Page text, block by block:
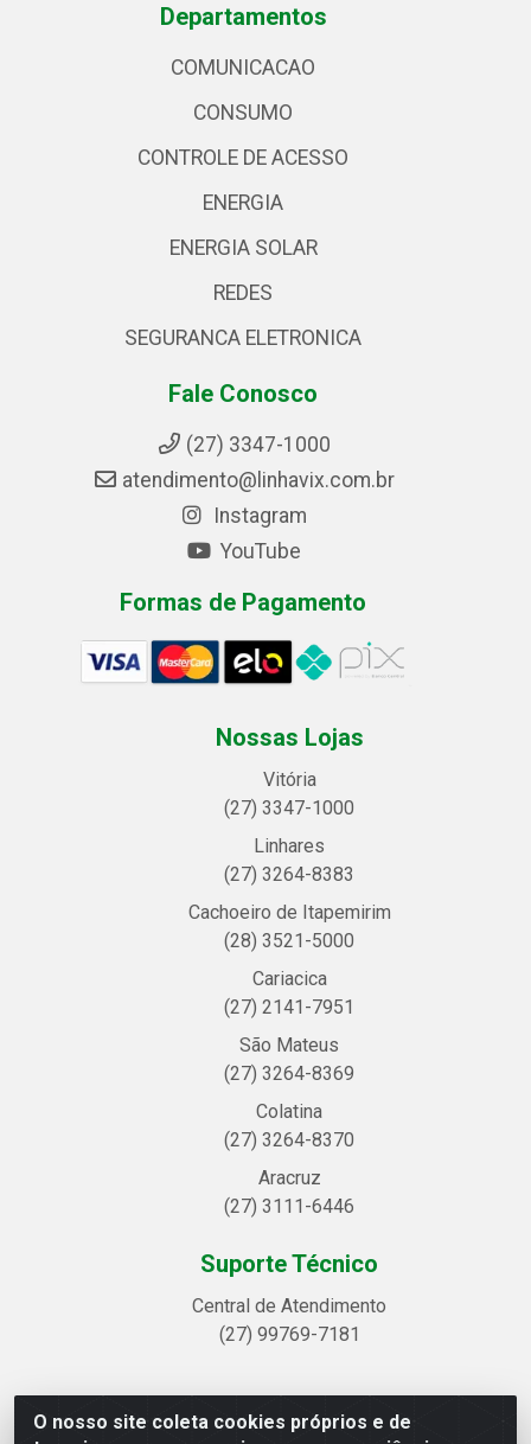
O nosso site coleta cookies próprios e de
Departamentos
COMUNICACAO
CONSUMO
CONTROLE DE ACESSO
ENERGIA
ENERGIA SOLAR
REDES
SEGURANCA ELETRONICA
Fale Conosco
(27) 3347-1000
atendimento@linhavix.com.br
Instagram
YouTube
Formas de Pagamento
Nossas Lojas
Vitória
(27) 3347-1000
Linhares
(27) 3264-8383
Cachoeiro de Itapemirim
(28) 3521-5000
Cariacica
(27) 2141-7951
São Mateus
(27) 3264-8369
Colatina
(27) 3264-8370
Aracruz
(27) 3111-6446
Suporte Técnico
Central de Atendimento
(27) 99769-7181
Linhavix Distribuidora LTDA - Avenida Alegre, 2521 -